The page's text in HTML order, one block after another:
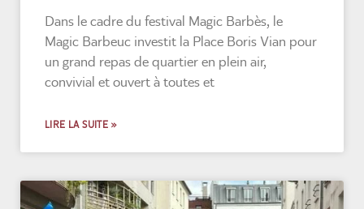
Dans le cadre du festival Magic Barbès, le
Magic Barbeuc investit la Place Boris Vian pour
un grand repas de quartier en plein air,
convivial et ouvert à toutes et
LIRE LA SUITE »